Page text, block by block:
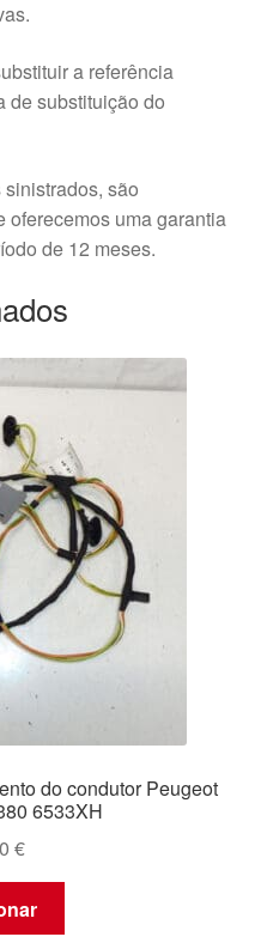
a referência
de substituição do
são
uma garantia
de 12 meses.
do condutor Peugeot
6533XH
€